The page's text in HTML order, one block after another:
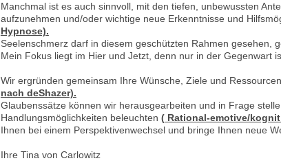
Manchmal ist es auch sinnvoll, mit den tiefen, unbewussten
aufzunehmen und/oder wichtige neue Erkenntnisse und
Hypnose).
Seelenschmerz darf in diesem geschützten Rahmen gesehen,
Mein Fokus liegt im Hier und Jetzt, denn nur in der Gegenwart
Wir ergründen gemeinsam Ihre Wünsche, Ziele und Ressourcen
nach deShazer).
Glaubenssätze können wir herausgearbeiten und in Frage
Handlungsmöglichkeiten beleuchten ( Rational-emotive/
Ihnen bei einem Perspektivenwechsel und bringe Ihnen neue
Ihre Tina von Carlowitz